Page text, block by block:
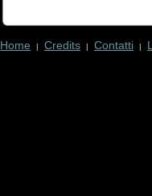
Home | Credits | Contatti |